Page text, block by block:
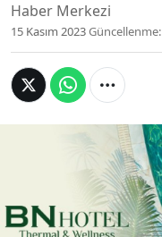
Haber Merkezi
15 Kasım 2023Güncellenme: